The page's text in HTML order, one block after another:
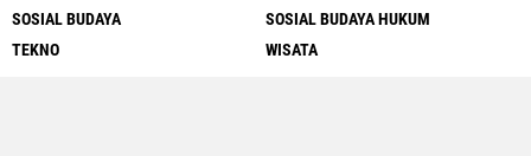
SOSIAL BUDAYA
SOSIAL BUDAYA HUKUM
TEKNO
WISATA